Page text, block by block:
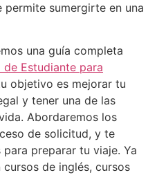
sumergirte en una
una guía completa
de Estudiante para
objetivo es mejorar tu
y tener una de las
Abordaremos los
de solicitud, y te
preparar tu viaje. Ya
de inglés, cursos